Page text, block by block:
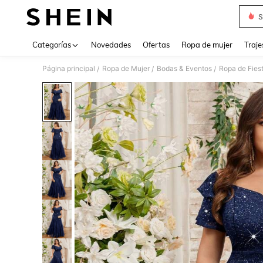
Categorías Novedades Ofertas Ropa de mujer
Página principal / Ropa de Mujer / Bodas & Eventos / Ropa de